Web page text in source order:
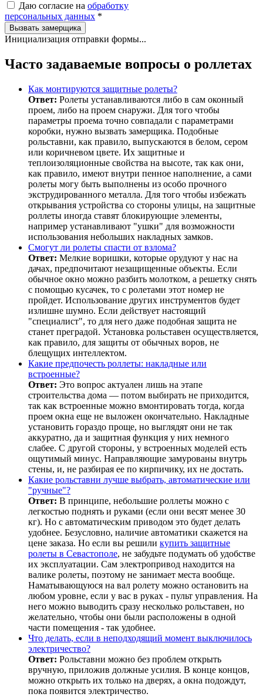
Даю согласие на обработку
персональных данных *
Вызвать замерщика
Инициализация отправки формы...
Часто задаваемые вопросы о роллетах
Как монтируются защитные ролеты?
Ответ: Ролеты устанавливаются либо в сам оконный
проем, либо на проем снаружи. Для того чтобы
параметры проема точно совпадали с параметрами
коробки, нужно вызвать замерщика. Подобные
рольставни, как правило, выпускаются в белом, сером
или коричневом цвете. Их защитные и
теплоизоляционные свойства на высоте, так как они,
как правило, имеют внутри пенное наполнение, а сами
ролеты могу быть выполнены из особо прочного
экструдированного металла. Для того чтобы избежать
открывания устройства со стороны улицы, на защитные
роллеты иногда ставят блокирующие элементы,
например устанавливают "ушки" для возможности
использования небольших накладных замков.
Смогут ли ролеты спасти от взлома?
Ответ: Мелкие воришки, которые орудуют у нас на
дачах, предпочитают незащищенные объекты. Если
обычное окно можно разбить молотком, а решетку снять
с помощью кусачек, то с ролетами этот номер не
пройдет. Использование других инструментов будет
излишне шумно. Если действует настоящий
"специалист", то для него даже подобная защита не
станет преградой. Установка рольставен осуществляется,
как правило, для защиты от обычных воров, не
блещущих интеллектом.
Какие предпочесть роллеты: накладные или
встроенные?
Ответ: Это вопрос актуален лишь на этапе
строительства дома — потом выбирать не приходится,
так как встроенные можно вмонтировать тогда, когда
проем окна еще не выложен окончательно. Накладные
установить гораздо проще, но выглядят они не так
аккуратно, да и защитная функция у них немного
слабее. С другой стороны, у встроенных моделей есть
ощутимый минус. Направляющие замурованы внутрь
стены, и, не разбирая ее по кирпичику, их не достать.
Какие рольставни лучше выбрать, автоматические или
"ручные"?
Ответ: В принципе, небольшие роллеты можно с
легкостью поднять и руками (если они весят менее 30
кг). Но с автоматическим приводом это будет делать
удобнее. Безусловно, наличие автоматики скажется на
цене заказа. Но если вы решили купить защитные
ролеты в Севастополе, не забудьте подумать об удобстве
их эксплуатации. Сам электропривод находится на
валике ролеты, поэтому не занимает места вообще.
Наматывающуюся на вал ролету можно остановить на
любом уровне, если у вас в руках - пульт управления. На
него можно выводить сразу несколько рольставен, но
желательно, чтобы они были расположены в одной
части помещения - так удобнее.
Что делать, если в неподходящий момент выключилось
электричество?
Ответ: Рольставни можно без проблем открыть
вручную, приложив должные усилия. В конце концов,
можно открыть их только на дверях, а окна подождут,
пока появится электричество.